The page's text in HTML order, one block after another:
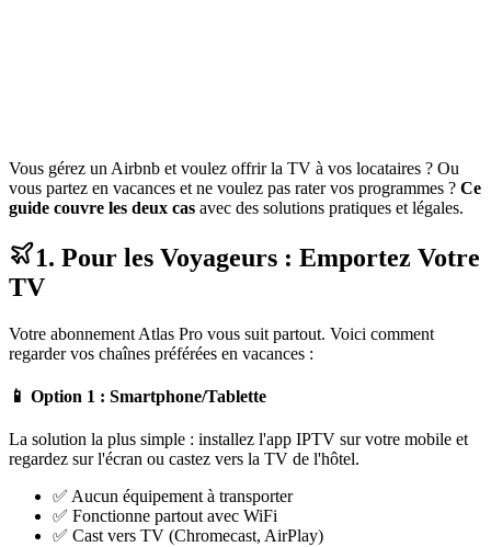
Vous gérez un Airbnb et voulez offrir la TV à vos locataires ? Ou
vous partez en vacances et ne voulez pas rater vos programmes ? Ce
guide couvre les deux cas avec des solutions pratiques et légales.
1. Pour les Voyageurs : Emportez Votre
TV
Votre abonnement Atlas Pro vous suit partout. Voici comment
regarder vos chaînes préférées en vacances :
📱 Option 1 : Smartphone/Tablette
La solution la plus simple : installez l'app IPTV sur votre mobile et
regardez sur l'écran ou castez vers la TV de l'hôtel.
✅ Aucun équipement à transporter
✅ Fonctionne partout avec WiFi
✅ Cast vers TV (Chromecast, AirPlay)